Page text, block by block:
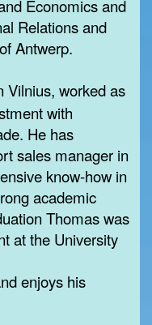
Economics and
Relations and
Antwerp.
Vilnius, worked as
with
He has
sales manager in
know-how in
academic
Thomas was
at the University
enjoys his